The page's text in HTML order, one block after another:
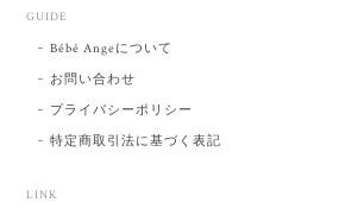
GUIDE
Bébé Angeについて
お問い合わせ
プライバシーポリシー
特定商取引法に基づく表記
LINK